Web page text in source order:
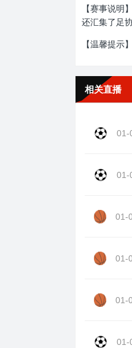
【赛事说明
还汇集了足
【温馨提示
相关直播
01-
01-
01-
01-
01-
01-